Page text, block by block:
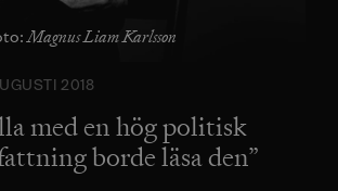
Magnus Liam Karlsson
2018
med en hög politisk
borde läsa den”